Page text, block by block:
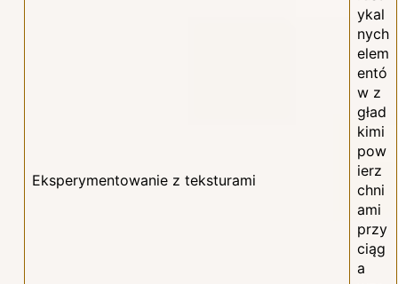
Eksperymentowanie z teksturami
ykal
nych
elem
entó
w z
gład
kimi
pow
ierz
chni
ami
przy
ciąg
a